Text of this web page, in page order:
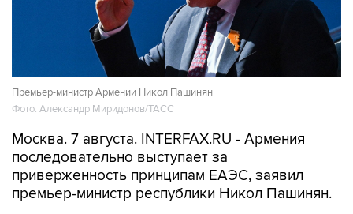
Премьер-министр Армении Никол Пашинян
Фото: Александр Миридонов/ТАСС
Москва. 7 августа. INTERFAX.RU - Армения
последовательно выступает за
приверженность принципам ЕАЭС, заявил
премьер-министр республики Никол Пашинян.